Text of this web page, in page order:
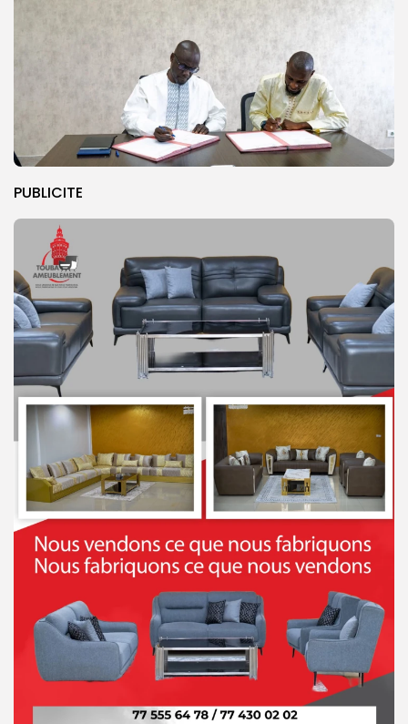
PUBLICITE